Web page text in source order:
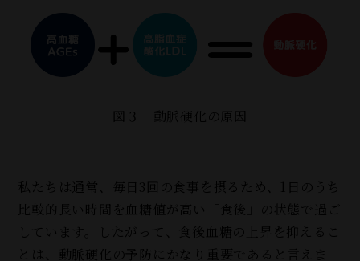
図３ 動脈硬化の原因
私たちは通常、毎日3回の食事を摂るため、1日のうち
比較的長い時間を血糖値が高い「食後」の状態で過ご
しています。したがって、食後血糖の上昇を抑えるこ
とは、動脈硬化の予防にかなり重要であると言えま